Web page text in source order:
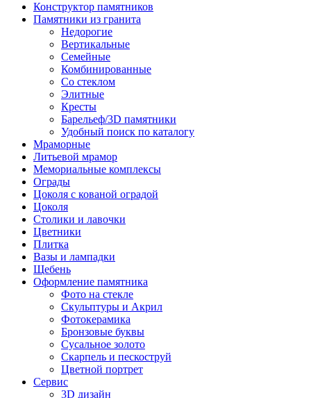
Конструктор памятников
Памятники из гранита
Недорогие
Вертикальные
Семейные
Комбинированные
Со стеклом
Элитные
Кресты
Барельеф/3D памятники
Удобный поиск по каталогу
Мраморные
Литьевой мрамор
Мемориальные комплексы
Ограды
Цоколя с кованой оградой
Цоколя
Столики и лавочки
Цветники
Плитка
Вазы и лампадки
Щебень
Оформление памятника
Фото на стекле
Скульптуры и Акрил
Фотокерамика
Бронзовые буквы
Сусальное золото
Скарпель и пескоструй
Цветной портрет
Сервис
3D дизайн